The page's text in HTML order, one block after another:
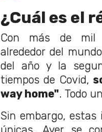
¿Cuál es el
Con más de mil
alrededor del
del año y la
tiempos de Covid,
way home". Todo
Sin embargo,